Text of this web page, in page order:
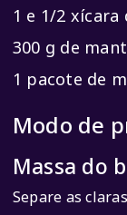
1 e 1/2 xícara
300 g de
1 pacote de
Modo de
Massa do
Separe as